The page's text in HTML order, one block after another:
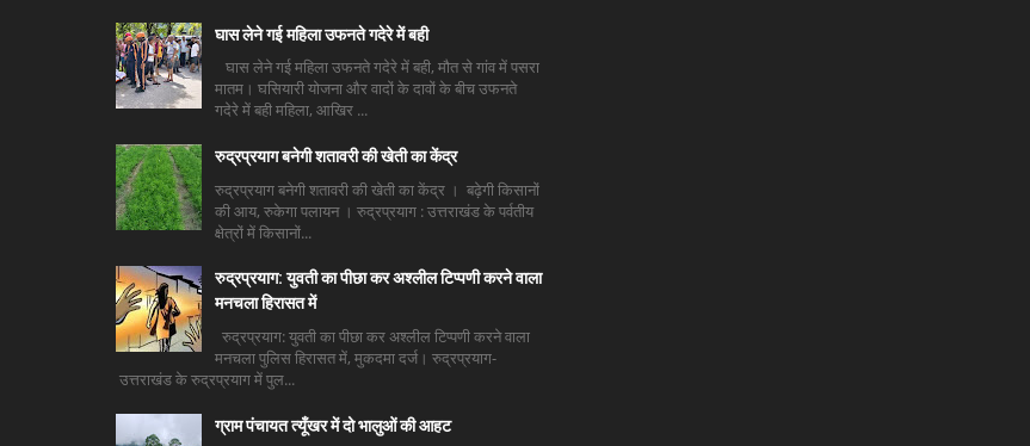
घास लेने गई महिला उफनते गदेरे में बही
घास लेने गई महिला उफनते गदेरे में बही, मौत से गांव में पसरा
मातम। घसियारी योजना और वादों के दावों के बीच उफनते
गदेरे में बही महिला, आखिर ...
रुद्रप्रयाग बनेगी शतावरी की खेती का केंद्र
रुद्रप्रयाग बनेगी शतावरी की खेती का केंद्र । बढ़ेगी किसानों
की आय, रुकेगा पलायन । रुद्रप्रयाग : उत्तराखंड के पर्वतीय
क्षेत्रों में किसानों...
रुद्रप्रयाग: युवती का पीछा कर अश्लील टिप्पणी करने वाला
मनचला हिरासत में
रुद्रप्रयाग: युवती का पीछा कर अश्लील टिप्पणी करने वाला
मनचला पुलिस हिरासत में, मुकदमा दर्ज। रुद्रप्रयाग-
उत्तराखंड के रुद्रप्रयाग में पुल...
ग्राम पंचायत त्यूँखर में दो भालुओं की आहट